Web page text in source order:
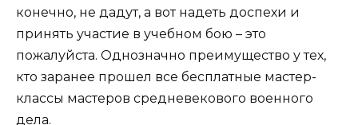
конечно, не дадут, а вот надеть доспехи и
принять участие в учебном бою – это
пожалуйста. Однозначно преимущество у тех,
кто заранее прошел все бесплатные мастер-
классы мастеров средневекового военного
дела.